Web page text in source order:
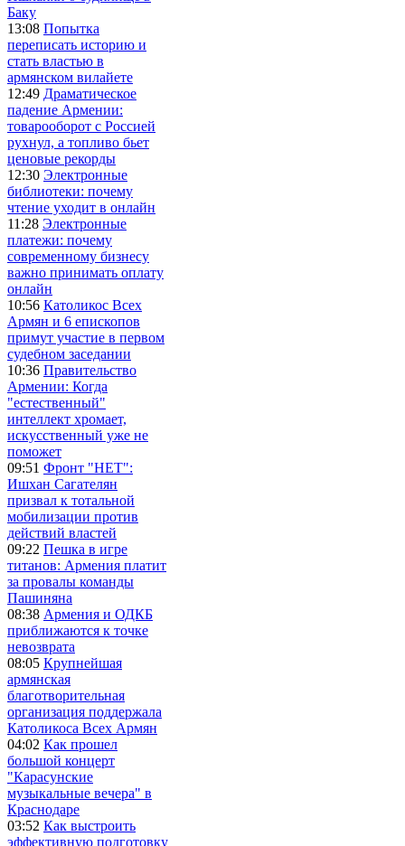
Баку
13:08 Попытка
переписать историю и
стать властью в
армянском вилайете
12:49 Драматическое
падение Армении:
товарооборот с Россией
рухнул, а топливо бьет
ценовые рекорды
12:30 Электронные
библиотеки: почему
чтение уходит в онлайн
11:28 Электронные
платежи: почему
современному бизнесу
важно принимать оплату
онлайн
10:56 Католикос Всех
Армян и 6 епископов
примут участие в первом
судебном заседании
10:36 Правительство
Армении: Когда
"естественный"
интеллект хромает,
искусственный уже не
поможет
09:51 Фронт "НЕТ":
Ишхан Сагателян
призвал к тотальной
мобилизации против
действий властей
09:22 Пешка в игре
титанов: Армения платит
за провалы команды
Пашиняна
08:38 Армения и ОДКБ
приближаются к точке
невозврата
08:05 Крупнейшая
армянская
благотворительная
организация поддержала
Католикоса Всех Армян
04:02 Как прошел
большой концерт
"Карасунские
музыкальные вечера" в
Краснодаре
03:52 Как выстроить
эффективную подготовку